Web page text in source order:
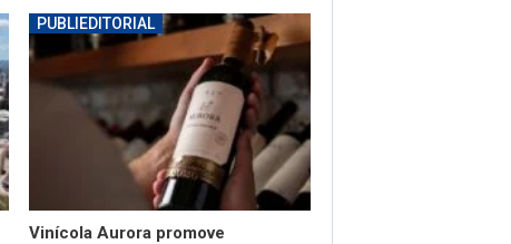
PUBLIEDITORIAL
Vinícola Aurora promove